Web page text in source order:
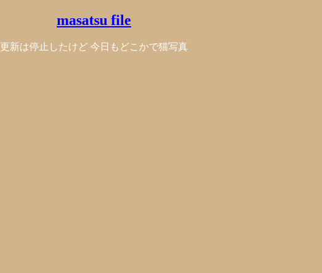
masatsu file
更新は停止したけど 今日もどこかで猫写真